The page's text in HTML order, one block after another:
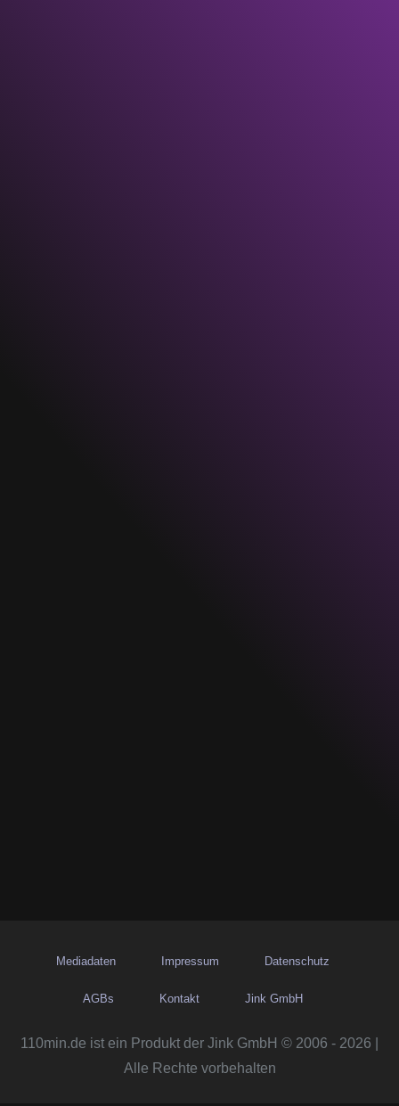
Mediadaten Impressum Datenschutz
AGBs Kontakt Jink GmbH
110min.de ist ein Produkt der Jink GmbH © 2006 - 2026 |
Alle Rechte vorbehalten